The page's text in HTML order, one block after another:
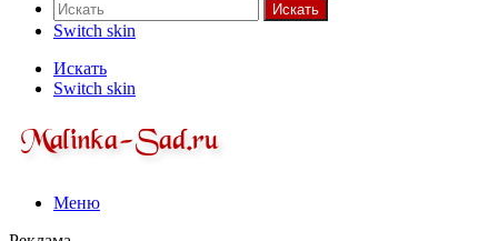
Искать
Switch skin
Искать
Switch skin
Меню